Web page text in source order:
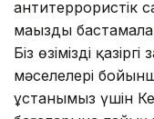
антитеррористік
маңызды
Біз өзіміздің
мәселелері
ұстанымыз үшін